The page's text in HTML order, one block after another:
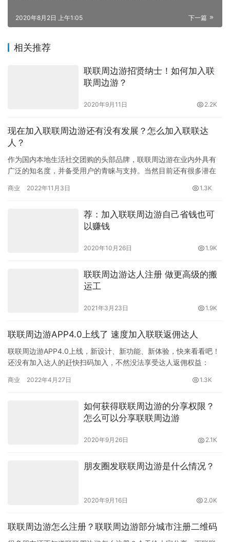
下一篇
2020年8月2日 上午1:05
相关推荐
联联周边游招贤纳士！如何加入联
联周边游？
2020年9月11日 2.2K
现在加入联联周边游还有没有发展？怎么加入联联达
人？
作为国内本地生活社交团购的头部品牌，联联周边游在业内外具有
广泛的知名度，并备受用户的青睐与支持。当然目前还有很多潜在
肯定…
商业 2022年11月3日 1.3K
荐：加入联联周边游自己省钱也可
以赚钱
2020年10月26日 1.9K
联联周边游达人注册 做更高级的搬
运工
2021年3月23日 1.9K
联联周边游APP4.0上线了 速度加入联联返佣达人
联联周边游APP4.0上线，新设计、新功能、新体验，快来看看吧！
还没有加入达人的赶快扫码加入，不然没法享受达人返佣权益：
商业 2022年4月27日 1.3K
如何获得联联周边游的分享权限？
怎么可以分享联联周边游
2020年9月26日 2.1K
朋友圈发联联周边游是什么情况？
2020年9月16日 2.0K
联联周边游怎么注册？联联周边游部分城市注册二维码